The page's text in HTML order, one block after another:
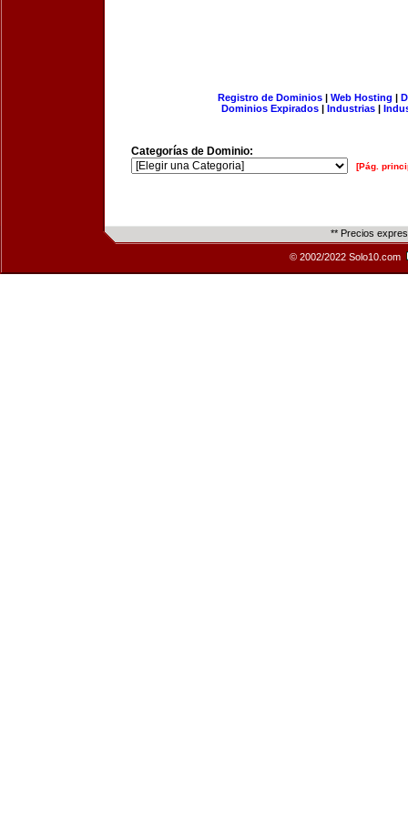
Registro de Dominios| Web Hosting |
Dominios Expirados | Industrias |
Categorías de Dominio:
[Pág.
** Precios
© 2002/2022 Solo10.com